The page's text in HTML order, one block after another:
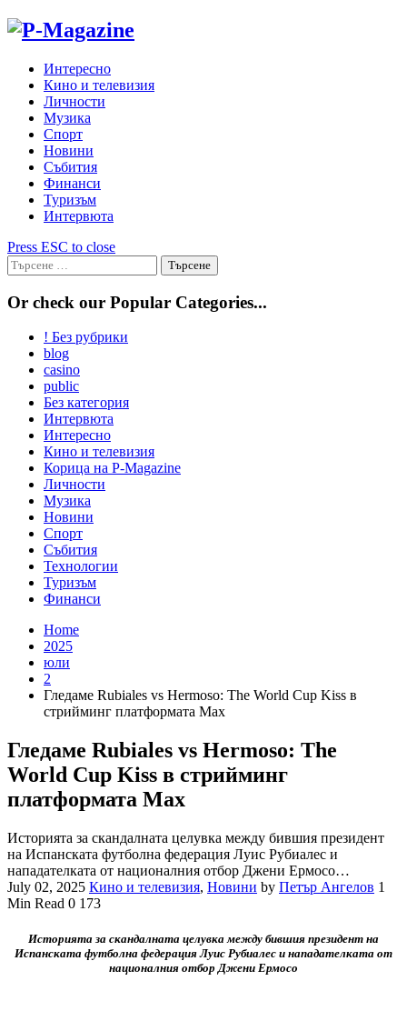
Skip
Интересно
Кино и телевизия
Личности
Музика
Спорт
Новини
Събития
Финанси
Туризъм
Интервюта
Press ESC to close
Търсене
за:
Or check our Popular Categories...
! Без рубрики
blog
casino
public
Без категория
Интервюта
Интересно
Кино и телевизия
Корица на P-Magazine
Личности
Музика
Новини
Спорт
Събития
Технологии
Туризъм
Финанси
Home
2025
юли
2
Гледаме Rubiales vs Hermoso: The World Cup Kiss в
стрийминг платформата Max
Гледаме Rubiales vs Hermoso: The
World Cup Kiss в стрийминг
платформата Max
Историята за скандалната целувка между бившия президент
на Испанската футболна федерация Луис Рубиалес и
нападателката от националния отбор Джени Ермосо…
July 02, 2025 Кино и телевизия, Новини by Петър Ангелов 1
Min Read 0 173
Историята за скандалната целувка между бившия президент на
Испанската футболна федерация Луис Рубиалес и нападателката от
националния отбор Джени Ермосо